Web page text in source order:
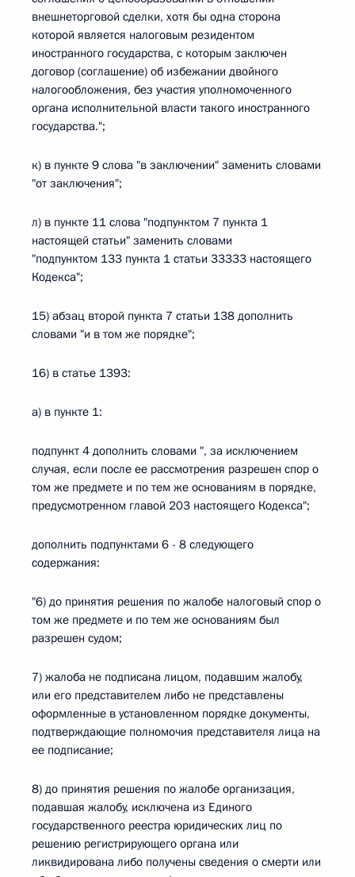
внешнеторговой сделки, хотя бы одна сторона
которой является налоговым резидентом
иностранного государства, с которым заключен
договор (соглашение) об избежании двойного
налогообложения, без участия уполномоченного
органа исполнительной власти такого иностранного
государства.";
к) в пункте 9 слова "в заключении" заменить словами
"от заключения";
л) в пункте 11 слова "подпунктом 7 пункта 1
настоящей статьи" заменить словами
"подпунктом 133 пункта 1 статьи 33333 настоящего
Кодекса";
15) абзац второй пункта 7 статьи 138 дополнить
словами "и в том же порядке";
16) в статье 1393:
а) в пункте 1:
подпункт 4 дополнить словами ", за исключением
случая, если после ее рассмотрения разрешен спор о
том же предмете и по тем же основаниям в порядке,
предусмотренном главой 203 настоящего Кодекса";
дополнить подпунктами 6 - 8 следующего
содержания:
"6) до принятия решения по жалобе налоговый спор о
том же предмете и по тем же основаниям был
разрешен судом;
7) жалоба не подписана лицом, подавшим жалобу,
или его представителем либо не представлены
оформленные в установленном порядке документы,
подтверждающие полномочия представителя лица на
ее подписание;
8) до принятия решения по жалобе организация,
подавшая жалобу, исключена из Единого
государственного реестра юридических лиц по
решению регистрирующего органа или
ликвидирована либо получены сведения о смерти или